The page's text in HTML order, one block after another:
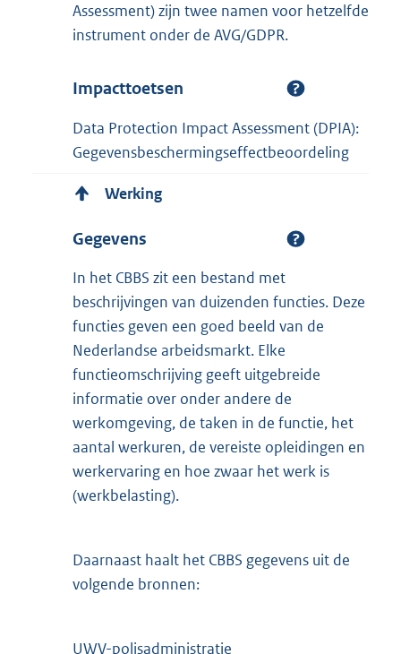
Assessment) zijn twee namen voor hetzelfde
instrument onder de AVG/GDPR.
Impacttoetsen
Data Protection Impact Assessment (DPIA):
Gegevensbeschermingseffectbeoordeling
Werking
Gegevens
In het CBBS zit een bestand met
beschrijvingen van duizenden functies. Deze
functies geven een goed beeld van de
Nederlandse arbeidsmarkt. Elke
functieomschrijving geeft uitgebreide
informatie over onder andere de
werkomgeving, de taken in de functie, het
aantal werkuren, de vereiste opleidingen en
werkervaring en hoe zwaar het werk is
(werkbelasting).
Daarnaast haalt het CBBS gegevens uit de
volgende bronnen:
UWV-polisadministratie